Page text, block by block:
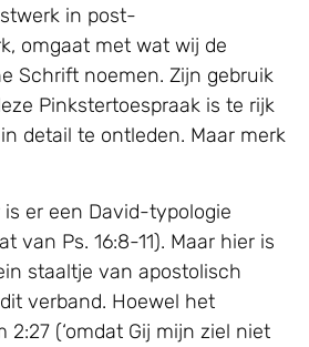
in post-
omgaat met wat wij de
Schrift noemen. Zijn gebruik
Pinkstertoespraak is te rijk
detail te ontleden. Maar merk
er een David-typologie
van Ps. 16:8-11). Maar hier is
staaltje van apostolisch
verband. Hoewel het
2:27 (‘omdat Gij mijn ziel niet